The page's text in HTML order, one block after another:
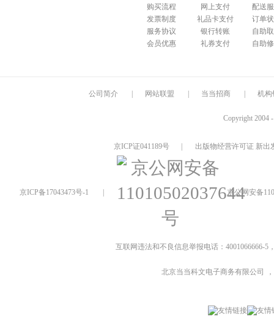
购买流程
发票制度
服务协议
会员优惠
网上支付
礼品卡支付
银行转账
礼券支付
配送
订单
自助
自助
公司简介 网站联盟 当当招商 机构
Copyright 2004
京ICP证041189号 出版物经营许可证 新出
京ICP备17043473号-1 京公网安备
互联网违法和不良信息举报电话：4001066666-5
北京当当科文电子商务有限公司